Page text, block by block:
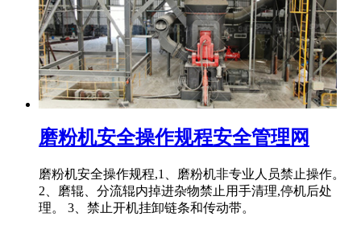
磨粉机安全操作规程安全管理网
磨粉机安全操作规程,1、磨粉机非专业人员禁止操作。
2、磨辊、分流辊内掉进杂物禁止用手清理,停机后处
理。 3、禁止开机挂卸链条和传动带。